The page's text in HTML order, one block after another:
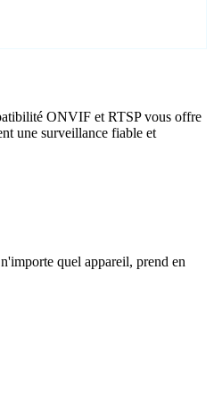
ONVIF et RTSP vous offre
une surveillance fiable et
quel appareil, prend en